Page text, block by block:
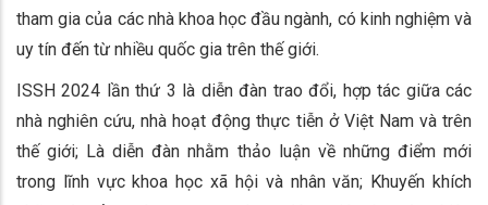
tham gia của các nhà khoa học đầu ngành, có kinh nghiệm và
uy tín đến từ nhiều quốc gia trên thế giới.
ISSH 2024 lần thứ 3 là diễn đàn trao đổi, hợp tác giữa các
nhà nghiên cứu, nhà hoạt động thực tiễn ở Việt Nam và trên
thế giới; Là diễn đàn nhằm thảo luận về những điểm mới
trong lĩnh vực khoa học xã hội và nhân văn; Khuyến khích